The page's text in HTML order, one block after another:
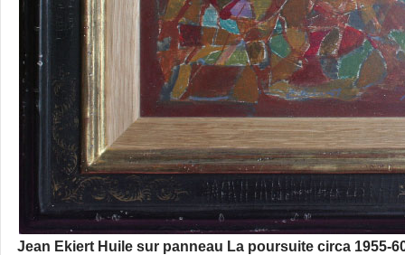
Jean Ekiert Huile sur panneau La poursuite circa 1955-